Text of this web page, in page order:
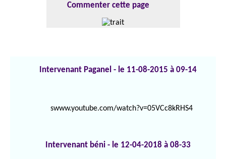
Commenter cette page
Intervenant Paganel - le 11-08-2015 à 09-14
swww.youtube.com/watch?v=05VCc8kRHS4
Intervenant béni - le 12-04-2018 à 08-33